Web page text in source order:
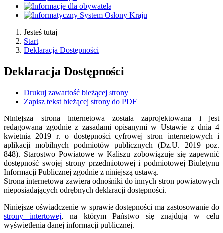
Jesteś tutaj
Start
Deklaracja Dostępności
Deklaracja Dostępności
Drukuj zawartość bieżącej strony
Zapisz tekst bieżącej strony do PDF
Niniejsza strona internetowa została zaprojektowana i jest
redagowana zgodnie z zasadami opisanymi w Ustawie z dnia 4
kwietnia 2019 r. o dostępności cyfrowej stron internetowych i
aplikacji mobilnych podmiotów publicznych (Dz.U. 2019 poz.
848). Starostwo Powiatowe w Kaliszu zobowiązuje się zapewnić
dostępność swojej strony przedmiotowej i podmiotowej Biuletynu
Informacji Publicznej zgodnie z niniejszą ustawą.
Strona internetowa zawiera odnośniki do innych stron powiatowych
nieposiadających odrębnych deklaracji dostępności.
Niniejsze oświadczenie w sprawie dostępności ma zastosowanie do
strony intertowej, na którym Państwo się znajdują w celu
wyświetlenia danej informacji publicznej.